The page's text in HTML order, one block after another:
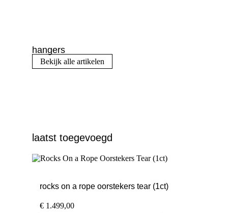
hangers
Bekijk alle artikelen
laatst toegevoegd
rocks on a rope oorstekers tear (1ct)
€ 1.499,00